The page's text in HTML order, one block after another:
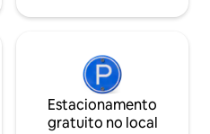
Estacionamento
gratuito no local